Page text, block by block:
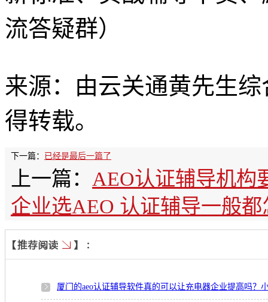
流答疑群）
来源：由云关通黄先生
得转载。
下一篇： 已经是最后一篇了
上一篇： AEO认证辅导机构
企业选AEO 认证辅导一般
厦门的aeo认证辅导软件真的可以让充电器企业提高吗？